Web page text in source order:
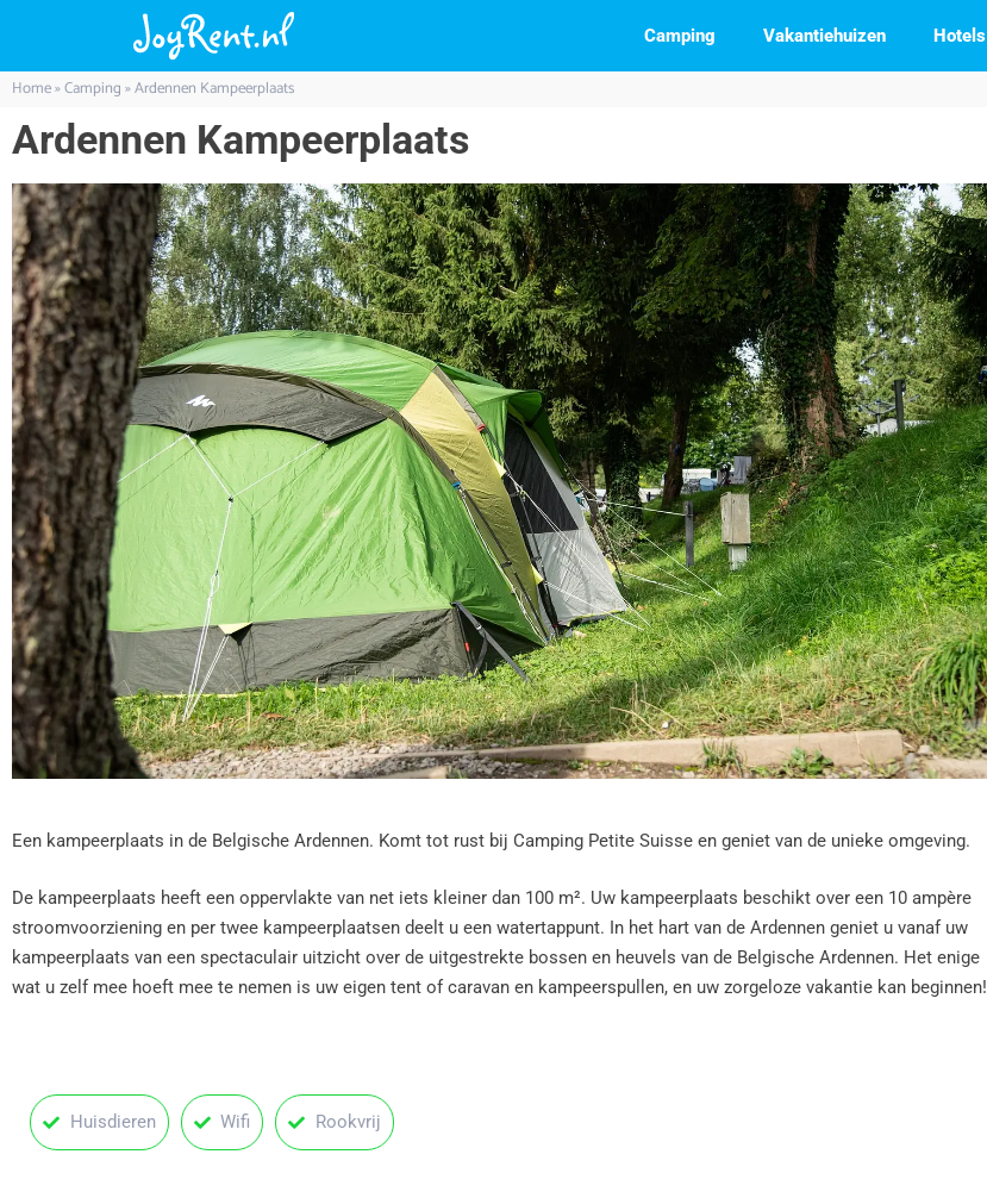
Camping Vakantiehuizen Hotels
Home»Camping»Ardennen Kampeerplaats
Ardennen Kampeerplaats
Een kampeerplaats in de Belgische Ardennen. Komt tot rust bij Camping Petite Suisse en geniet van de unieke omgeving.
De kampeerplaats heeft een oppervlakte van net iets kleiner dan 100 m². Uw kampeerplaats beschikt over een 10 ampère
stroomvoorziening en per twee kampeerplaatsen deelt u een watertappunt. In het hart van de Ardennen geniet u vanaf uw
kampeerplaats van een spectaculair uitzicht over de uitgestrekte bossen en heuvels van de Belgische Ardennen. Het enige
wat u zelf mee hoeft mee te nemen is uw eigen tent of caravan en kampeerspullen, en uw zorgeloze vakantie kan beginnen!
Huisdieren Wifi Rookvrij